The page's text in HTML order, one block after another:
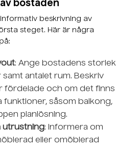
bostaden
beskrivning av
steget. Här är några
: Ange bostadens storlek
samt antalet rum. Beskriv
fördelade och om det finns
funktioner, såsom balkong,
planlösning.
utrustning: Informera om
eller omöblerad